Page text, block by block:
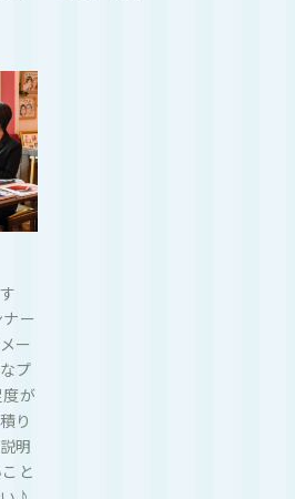
ー
ー
プ
が
り
明
と